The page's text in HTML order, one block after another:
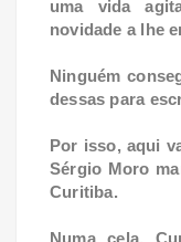
uma vida
novidade a lhe
Ninguém
dessas para
Por isso, aqui
Sérgio Moro
Curitiba.
Numa cela,